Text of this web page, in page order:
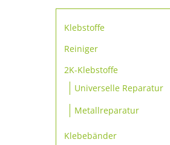
Klebstoffe
Sofortklebstoffe
SpeedBond Klebesystem
Kontaktklebstoffe
Reiniger
Reiniger
2K-Klebstoffe
Universelle Reparatur
Metallreparatur
Klebebänder